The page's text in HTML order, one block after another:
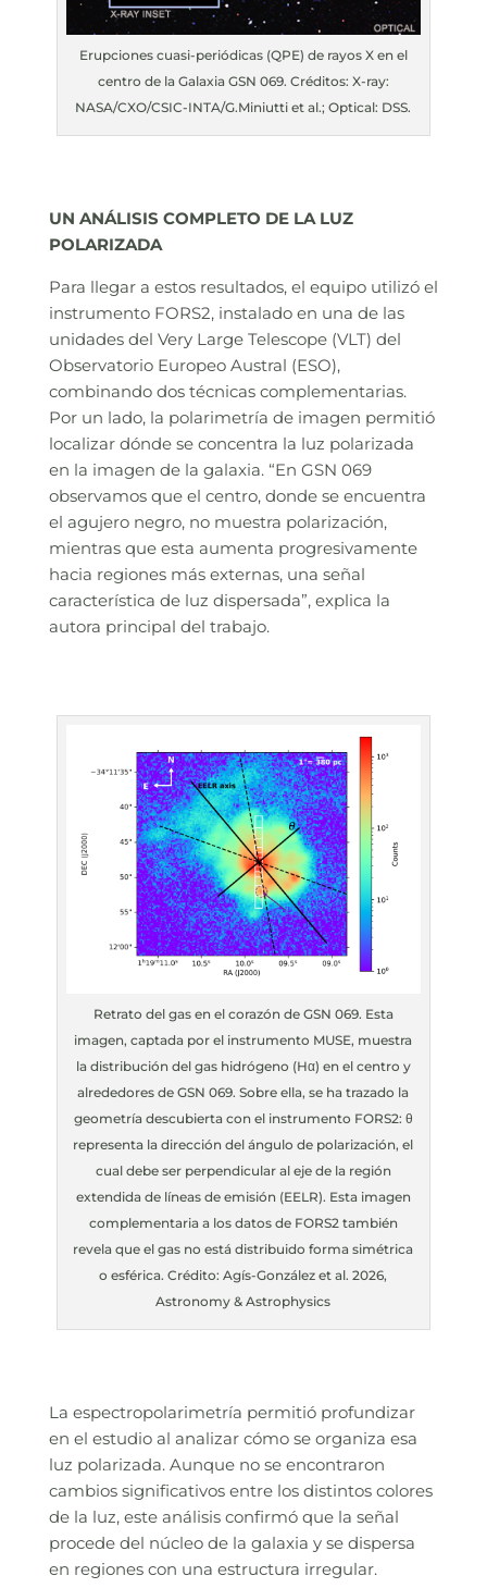
Erupciones cuasi-periódicas (QPE) de rayos X en el
centro de la Galaxia GSN 069. Créditos: X-ray:
NASA/CXO/CSIC-INTA/G.Miniutti et al.; Optical: DSS.
UN ANÁLISIS COMPLETO DE LA LUZ
POLARIZADA
Para llegar a estos resultados, el equipo utilizó el
instrumento FORS2, instalado en una de las
unidades del Very Large Telescope (VLT) del
Observatorio Europeo Austral (ESO),
combinando dos técnicas complementarias.
Por un lado, la polarimetría de imagen permitió
localizar dónde se concentra la luz polarizada
en la imagen de la galaxia. “En GSN 069
observamos que el centro, donde se encuentra
el agujero negro, no muestra polarización,
mientras que esta aumenta progresivamente
hacia regiones más externas, una señal
característica de luz dispersada”, explica la
autora principal del trabajo.
Retrato del gas en el corazón de GSN 069. Esta
imagen, captada por el instrumento MUSE, muestra
la distribución del gas hidrógeno (Hα) en el centro y
alrededores de GSN 069. Sobre ella, se ha trazado la
geometría descubierta con el instrumento FORS2: θ
representa la dirección del ángulo de polarización, el
cual debe ser perpendicular al eje de la región
extendida de líneas de emisión (EELR). Esta imagen
complementaria a los datos de FORS2 también
revela que el gas no está distribuido forma simétrica
o esférica. Crédito: Agís-González et al. 2026,
Astronomy & Astrophysics
La espectropolarimetría permitió profundizar
en el estudio al analizar cómo se organiza esa
luz polarizada. Aunque no se encontraron
cambios significativos entre los distintos colores
de la luz, este análisis confirmó que la señal
procede del núcleo de la galaxia y se dispersa
en regiones con una estructura irregular.